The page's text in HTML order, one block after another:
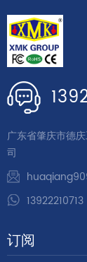
广东省肇庆市德
司
13922210713
订阅